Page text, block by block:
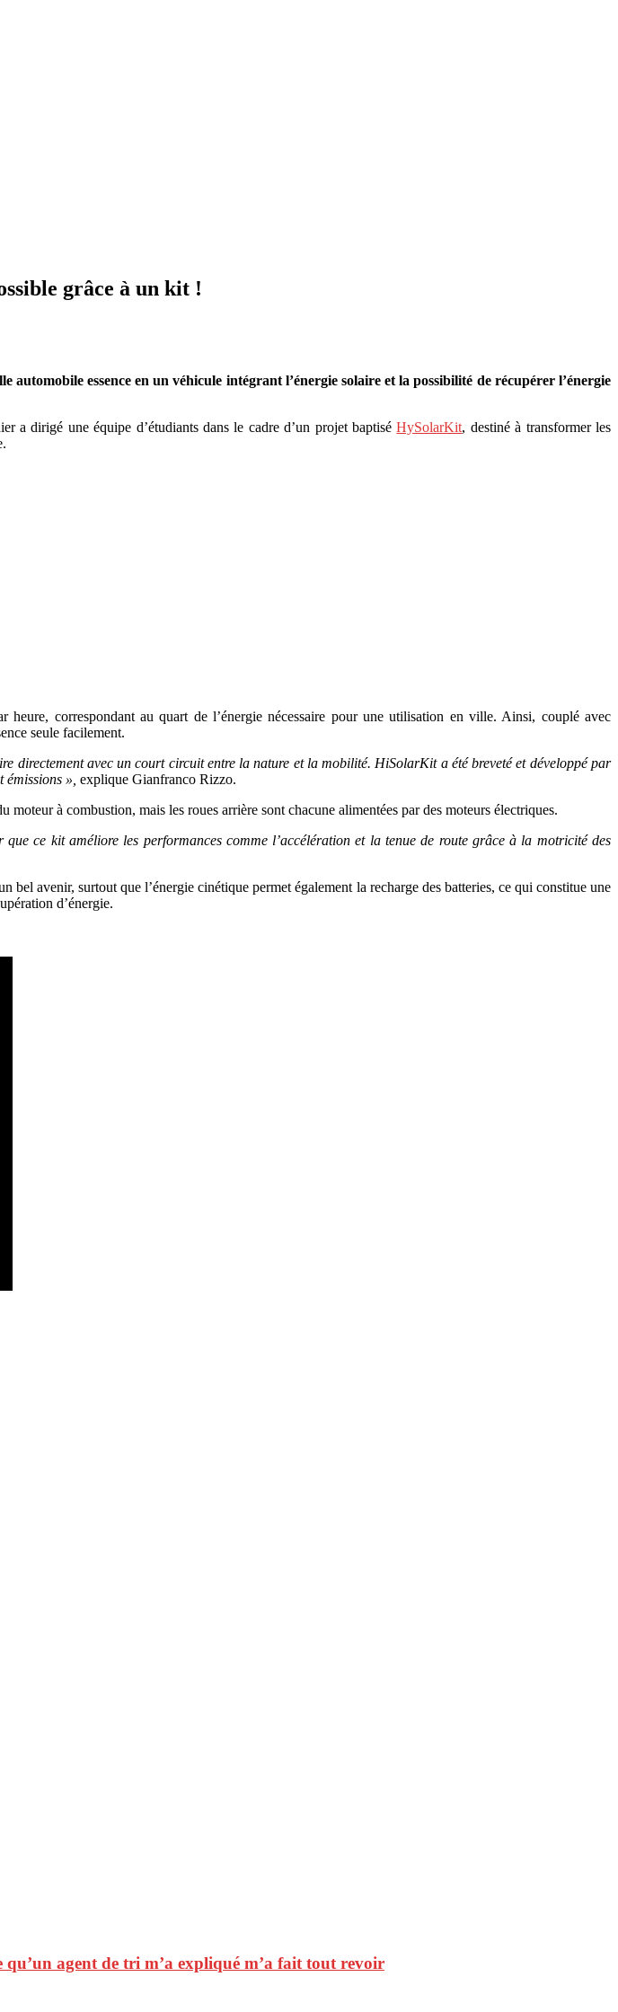
grâce à un kit !
essence en un véhicule intégrant l’énergie solaire et la possibilité de récupérer l’énergie
a dirigé une équipe d’étudiants dans le cadre d’un projet baptiséHySolarKit, destiné à transformer les
correspondant au quart de l’énergie nécessaire pour une utilisation en ville. Ainsi, couplé avec
seule facilement.
directement avec un court circuit entre la nature et la mobilité. HiSolarKit a été breveté et développé par
», explique Gianfranco Rizzo.
à combustion, mais les roues arrière sont chacune alimentées par des moteurs électriques.
ce kit améliore les performances comme l’accélération et la tenue de route grâce à la motricité des
avenir, surtout que l’énergie cinétique permet également la recharge des batteries, ce qui constitue une
d’énergie.
qu’un agent de tri m’a expliqué m’a fait tout revoir